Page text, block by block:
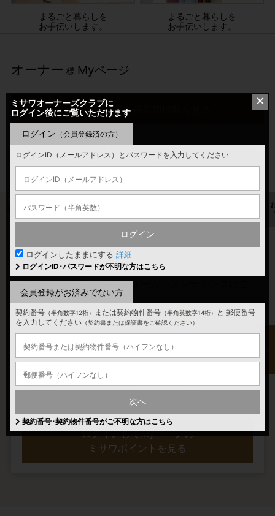
まるごと暮らしを
お手伝いします。
まるごと暮らしを
お手伝いします。
オーナー 様 Myページ
ログインして会員専用情報を見る
ミサワオーナーさま専用の住まいや暮らしに関する各種
情報、サービスをご覧いただけます。
ミサワポイント LinkGates
ミサワポイント
Webショッピングやリフォーム、メンテナンスにご
利用いただけます。
ミサワポイントの詳細はこちら
ログインしてMyページの
ミサワポイントを見る
×
ミサワオーナーズクラブに
ログイン後にご覧いただけます
ログイン （会員登録済の方）
ログインID（メールアドレス）とパスワードを入力してください
ログイン
ログインしたままにする 詳細
ログインID･パスワードが不明な方はこちら
会員登録がお済みでない方
契約番号（半角数字12桁） または契約物件番号（半角英数字14桁） と 郵便番号
を入力してください（契約書または保証書をご確認ください）
次へ
契約番号･契約物件番号がご不明な方はこちら